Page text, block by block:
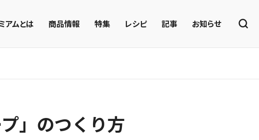
アムとは 商品情報 特集 レシピ 記事 お知らせ
」のつくり方